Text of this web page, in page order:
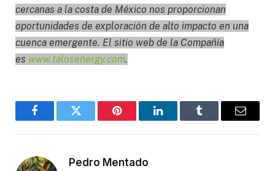
cercanas a la costa de México nos proporcionan
oportunidades de exploración de alto impacto en una
cuenca emergente. El sitio web de la Compañía
es www.talosenergy.com.
FacebookTwitter Pinterest LinkedInTumblr Email
Pedro Mentado